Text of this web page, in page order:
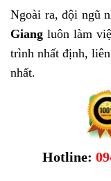
Ngoài ra, đội ngũ
Giang luôn làm
trình nhất định,
nhất.
Hotline: